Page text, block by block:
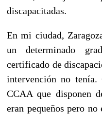
discapacitadas.
En mi ciudad,
un determinado
certificado de
intervención no tenía.
CCAA que disponen
eran pequeños pero